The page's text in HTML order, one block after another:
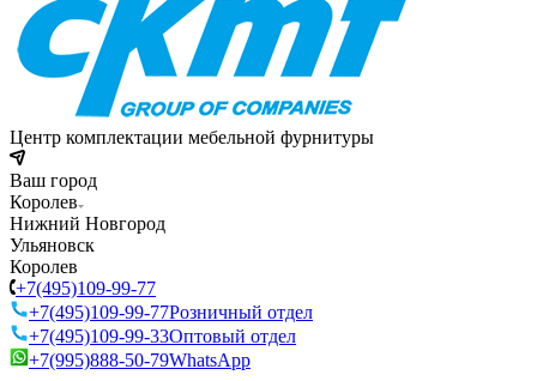
Центр комплектации мебельной фурнитуры
Ваш город
Королев
Нижний Новгород
Ульяновск
Королев
+7(495)109-99-77
+7(495)109-99-77Розничный отдел
+7(495)109-99-33Оптовый отдел
+7(995)888-50-79WhatsApp